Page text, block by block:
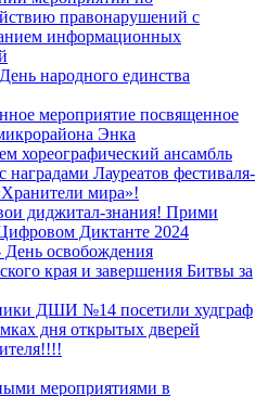
правонарушений с
информационных
народного единства
мероприятие посвященное
Энка
хореографический ансамбль
Лауреатов фестиваля-
мира»!
диджитал-знания! Прими
Диктанте 2024
День освобождения
края и завершения Битвы за
ДШИ №14 посетили худграф
дня открытых дверей
мероприятиями в